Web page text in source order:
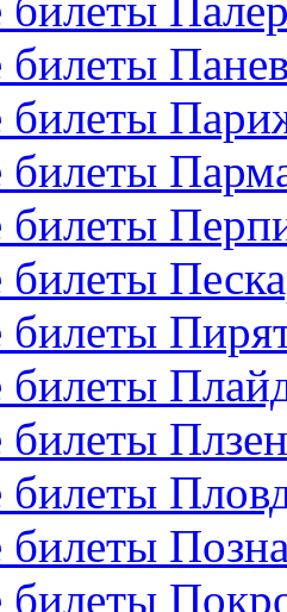
билеты
билеты
билеты
билеты
билеты